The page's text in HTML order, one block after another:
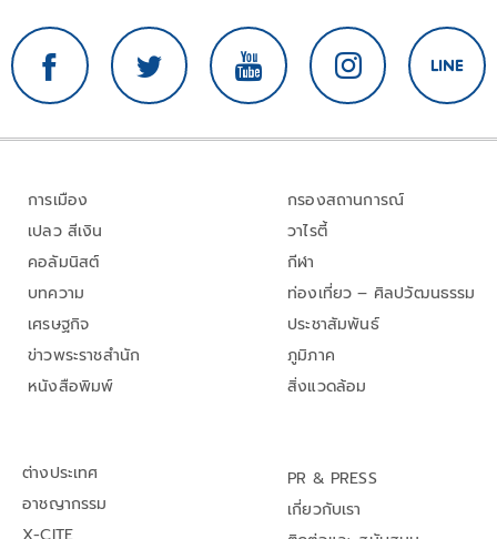
การเมือง
เปลว สีเงิน
คอลัมนิสต์
บทความ
เศรษฐกิจ
ข่าวพระราชสำนัก
หนังสือพิมพ์
กรองสถานการณ์
วาไรตี้
กีฬา
ท่องเที่ยว – ศิลปวัฒนธรรม
ประชาสัมพันธ์
ภูมิภาค
สิ่งแวดล้อม
ต่างประเทศ
อาชญากรรม
PR & PRESS
เกี่ยวกับเรา